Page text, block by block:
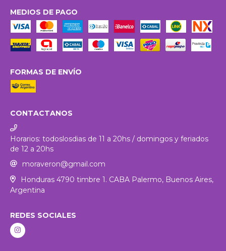
MEDIOS DE PAGO
FORMAS DE ENVÍO
CONTACTANOS
Horarios: todoslosdias de 11 a 20hs / domingos y feriados
de 12 a 20hs
moraveron@gmail.com
Honduras 4790 timbre 1. CABA Palermo, Buenos Aires,
Argentina
REDES SOCIALES